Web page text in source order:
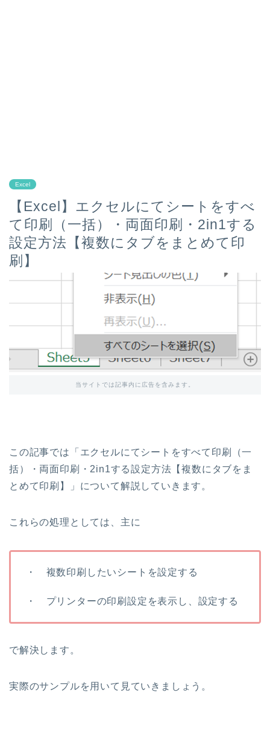
Excel
【Excel】エクセルにてシートをすべ
て印刷（一括）・両面印刷・2in1する
設定方法【複数にタブをまとめて印
刷】
当サイトでは記事内に広告を含みます。
この記事では「エクセルにてシートをすべて印刷（一
括）・両面印刷・2in1する設定方法【複数にタブをま
とめて印刷】」について解説していきます。
これらの処理としては、主に
・ 複数印刷したいシートを設定する
・ プリンターの印刷設定を表示し、設定する
で解決します。
実際のサンプルを用いて見ていきましょう。